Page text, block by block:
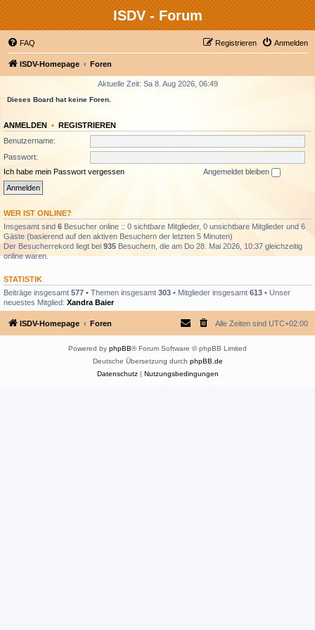
ISDV - Forum
FAQ Anmelden
Registrieren
ISDV-Homepage Foren
Aktuelle Zeit: Sa 8. Aug 2026, 06:49
Dieses Board hat keine Foren.
ANMELDEN • REGISTRIEREN
Benutzername:
Passwort:
Ich habe mein Passwort vergessen
Angemeldet bleiben
WER IST ONLINE?
Insgesamt sind 6 Besucher online :: 0 sichtbare Mitglieder, 0 unsichtbare Mitglieder und 6
Gäste (basierend auf den aktiven Besuchern der letzten 5 Minuten)
Der Besucherrekord liegt bei 935 Besuchern, die am Do 28. Mai 2026, 10:37 gleichzeitig
online waren.
STATISTIK
Beiträge insgesamt 577 • Themen insgesamt 303 • Mitglieder insgesamt 613 • Unser
neuestes Mitglied: Xandra Baier
ISDV-Homepage Foren Alle Zeiten sind UTC+02:00
Powered by phpBB® Forum Software © phpBB Limited
Deutsche Übersetzung durch phpBB.de
Datenschutz| Nutzungsbedingungen